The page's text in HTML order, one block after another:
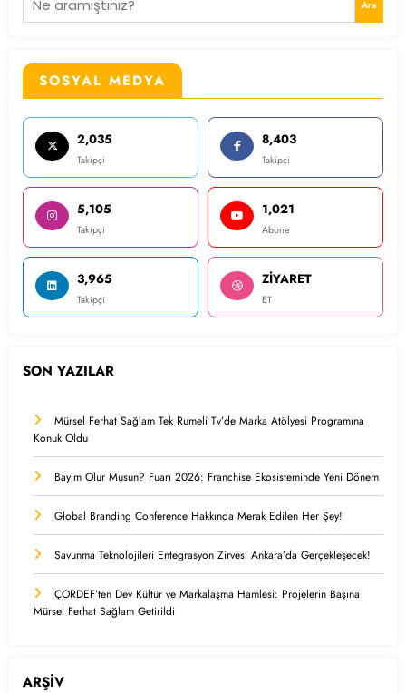
Ara
SOSYAL MEDYA
2,035
Takipçi
8,403
Takipçi
5,105
Takipçi
1,021
Abone
3,965
Takipçi
ZİYARET
ET
SON YAZILAR
Mürsel Ferhat Sağlam Tek Rumeli Tv’de Marka Atölyesi Programına
Konuk Oldu
Bayim Olur Musun? Fuarı 2026: Franchise Ekosisteminde Yeni Dönem
Global Branding Conference Hakkında Merak Edilen Her Şey!
Savunma Teknolojileri Entegrasyon Zirvesi Ankara’da Gerçekleşecek!
ÇORDEF’ten Dev Kültür ve Markalaşma Hamlesi: Projelerin Başına
Mürsel Ferhat Sağlam Getirildi
ARŞİV